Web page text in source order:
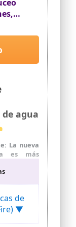
agua
La nueva
es más
buceo
de
vida útil de
está
de
▼